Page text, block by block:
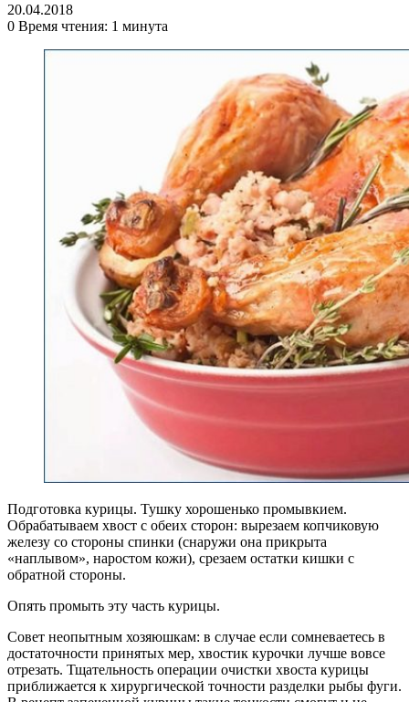
20.04.2018
0 Время чтения: 1 минута
Подготовка курицы. Тушку хорошенько промывкием.
Обрабатываем хвост с обеих сторон: вырезаем копчиковую
железу со стороны спинки (снаружи она прикрыта
«наплывом», наростом кожи), срезаем остатки кишки с
обратной стороны.
Опять промыть эту часть курицы.
Совет неопытным хозяюшкам: в случае если сомневаетесь в
достаточности принятых мер, хвостик курочки лучше вовсе
отрезать. Тщательность операции очистки хвоста курицы
приближается к хирургической точности разделки рыбы фуги.